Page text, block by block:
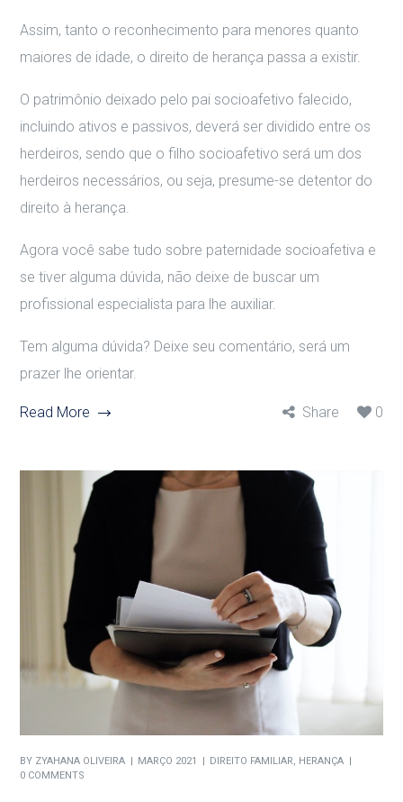
Assim, tanto o reconhecimento para menores quanto
maiores de idade, o direito de herança passa a existir.
O patrimônio deixado pelo pai socioafetivo falecido,
incluindo ativos e passivos, deverá ser dividido entre os
herdeiros, sendo que o filho socioafetivo será um dos
herdeiros necessários, ou seja, presume-se detentor do
direito à herança.
Agora você sabe tudo sobre paternidade socioafetiva e
se tiver alguma dúvida, não deixe de buscar um
profissional especialista para lhe auxiliar.
Tem alguma dúvida? Deixe seu comentário, será um
prazer lhe orientar.
Read More Share 0
BY ZYAHANA OLIVEIRA MARÇO 2021 DIREITO FAMILIAR, HERANÇA
0 COMMENTS